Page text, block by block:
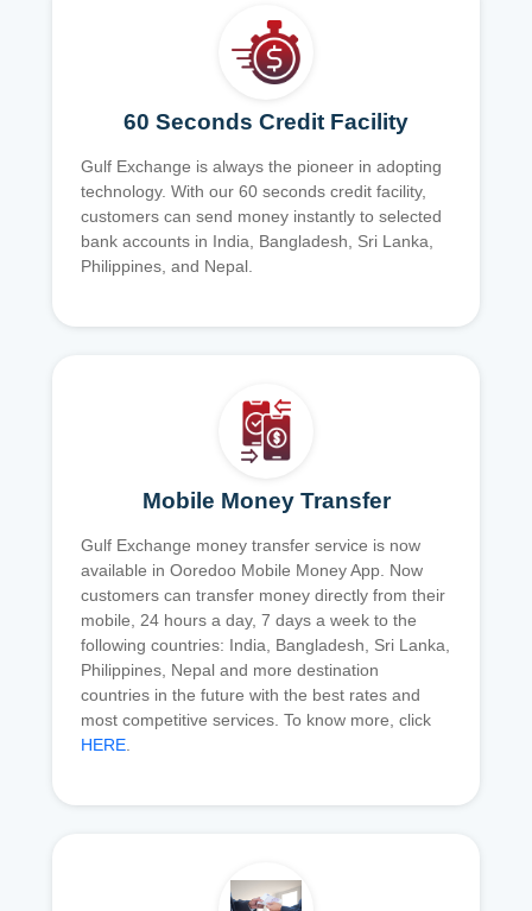
60 Seconds Credit Facility
Gulf Exchange is always the pioneer in adopting
technology. With our 60 seconds credit facility,
customers can send money instantly to selected
bank accounts in India, Bangladesh, Sri Lanka,
Philippines, and Nepal.
Mobile Money Transfer
Gulf Exchange money transfer service is now
available in Ooredoo Mobile Money App. Now
customers can transfer money directly from their
mobile, 24 hours a day, 7 days a week to the
following countries: India, Bangladesh, Sri Lanka,
Philippines, Nepal and more destination
countries in the future with the best rates and
most competitive services. To know more, click
HERE.